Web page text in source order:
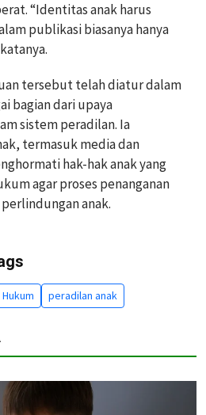
“Identitas anak harus
publikasi biasanya hanya
tersebut telah diatur dalam
bagian dari upaya
sistem peradilan. Ia
termasuk media dan
hak-hak anak yang
agar proses penanganan
anak.
peradilan anak